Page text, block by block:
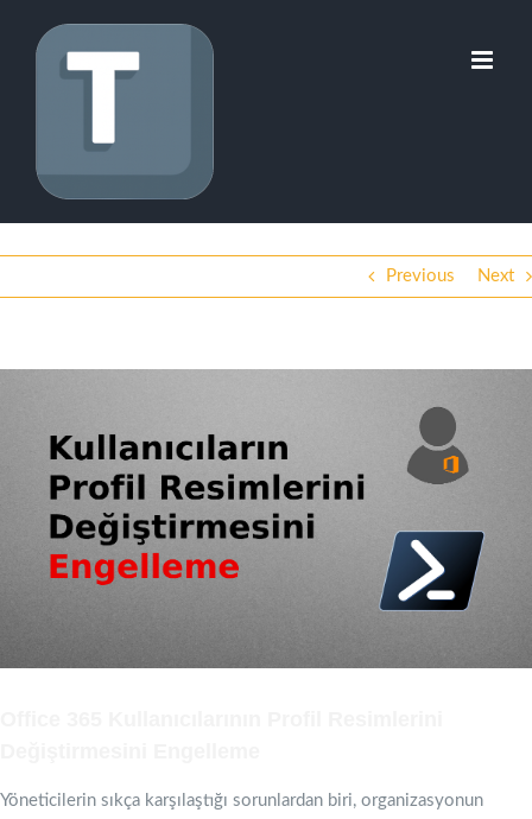
Previous Next
Yöneticilerin sıkça karşılaştığı sorunlardan biri, organizasyonun